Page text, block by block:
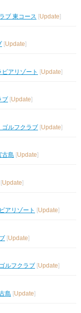
ブ 東コース [Update]
Update
アリゾート
[Update]
ブ
Update
ゴルフクラブ [Update]
古島
Update
[Update]
アリゾート
[Update]
[Update]
ルフクラブ [Update]
島 [Update]